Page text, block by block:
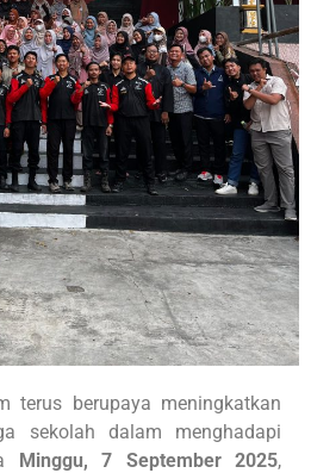
terus berupaya meningkatkan
sekolah dalam menghadapi
Minggu, 7 September 2025,